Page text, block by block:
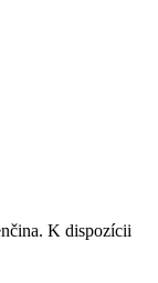
K dispozícii